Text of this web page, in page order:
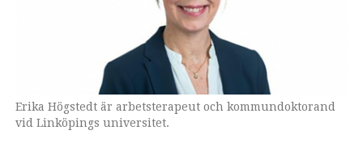
Erika Högstedt är arbetsterapeut och kommundoktorand
vid Linköpings universitet.